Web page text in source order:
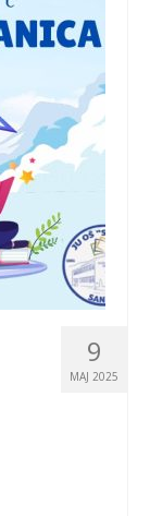
9
MAJ 2025